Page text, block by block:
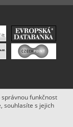
a spravuje
funkčnost
souhlasíte s jejich